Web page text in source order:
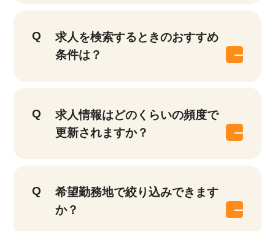
求人を検索するときのおすすめ
条件は？
求人情報はどのくらいの頻度で
更新されますか？
希望勤務地で絞り込みできます
か？